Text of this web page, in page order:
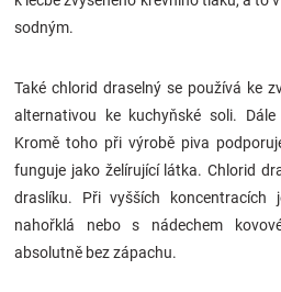
sodným.
Také chlorid draselný se používá ke
alternativou ke kuchyňské soli.
Kromě toho při výrobě piva
funguje jako želírující látka. Chlorid
draslíku. Při vyšších koncentracích
nahořklá nebo s nádechem
absolutně bez zápachu.